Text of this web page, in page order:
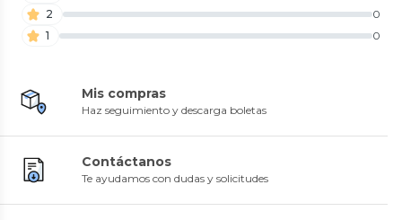
2
0
1
0
Mis compras
Haz seguimiento y descarga boletas
Contáctanos
Te ayudamos con dudas y solicitudes